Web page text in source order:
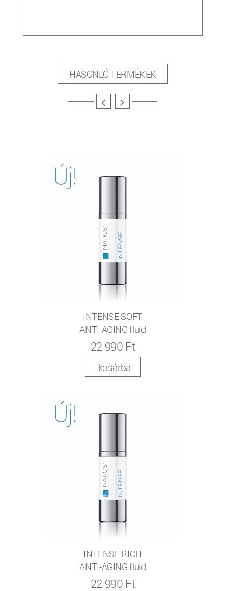
HASONLÓ TERMÉKEK
INTENSE SOFT
ANTI-AGING fluid
22 990 Ft
kosárba
INTENSE RICH
ANTI-AGING fluid
22 990 Ft